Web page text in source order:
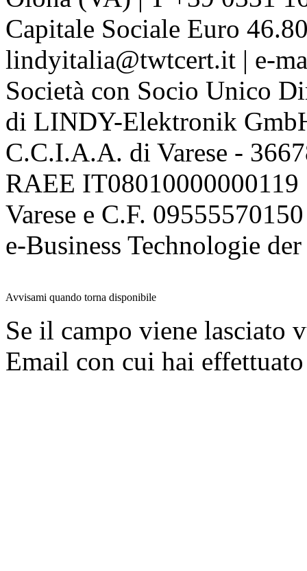
Capitale Sociale Euro
lindyitalia@twtcert.it | e-
Società con Socio Unico
di LINDY-Elektronik
C.C.I.A.A. di Varese -
RAEE
Varese e C.F. 09555570150
e-Business Technologie
Avvisami quando torna disponibile
Se il campo viene lasciato
Email con cui hai